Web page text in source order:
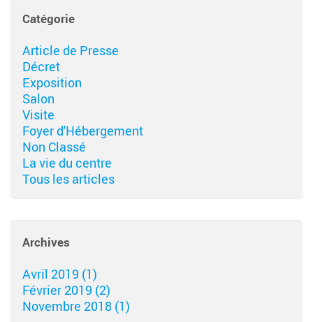
Catégorie
Article de Presse
Décret
Exposition
Salon
Visite
Foyer d'Hébergement
Non Classé
La vie du centre
Tous les articles
Archives
Avril 2019 (1)
Février 2019 (2)
Novembre 2018 (1)